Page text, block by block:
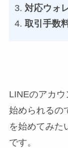
対応ウォ
取引手数
LINEのアカ
始められるの
を始めてみた
です。